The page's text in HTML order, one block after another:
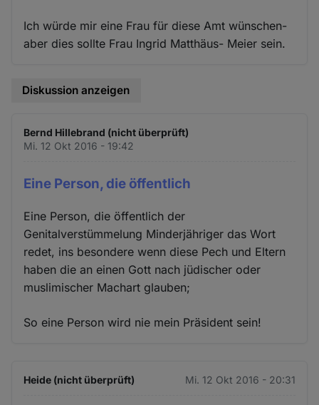
Ich würde mir eine Frau für diese Amt wünschen-
aber dies sollte Frau Ingrid Matthäus- Meier sein.
Diskussion anzeigen
Bernd Hillebrand (nicht überprüft)
Mi. 12 Okt 2016 - 19:42
Eine Person, die öffentlich
Eine Person, die öffentlich der
Genitalverstümmelung Minderjähriger das Wort
redet, ins besondere wenn diese Pech und Eltern
haben die an einen Gott nach jüdischer oder
muslimischer Machart glauben;
So eine Person wird nie mein Präsident sein!
Heide (nicht überprüft) Mi. 12 Okt 2016 - 20:31